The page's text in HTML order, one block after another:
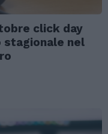
click day
stagionale nel